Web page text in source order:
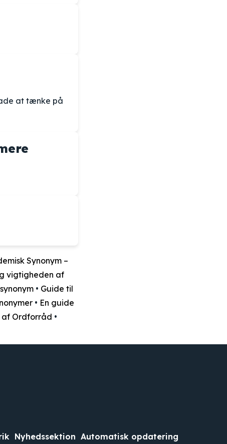
at tænke på
Synonym –
vigtigheden af
• Guide til
• En guide
af Ordforråd •
Nyhedssektion Automatisk opdatering